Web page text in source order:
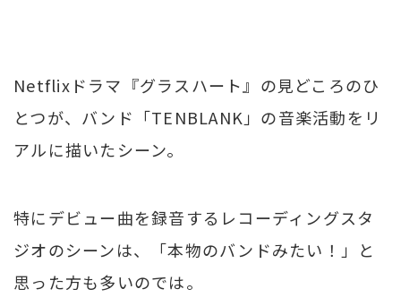
Netflixドラマ『グラスハート』の見どころのひ
とつが、バンド「TENBLANK」の音楽活動をリ
アルに描いたシーン。
特にデビュー曲を録音するレコーディングスタ
ジオのシーンは、「本物のバンドみたい！」と
思った方も多いのでは。